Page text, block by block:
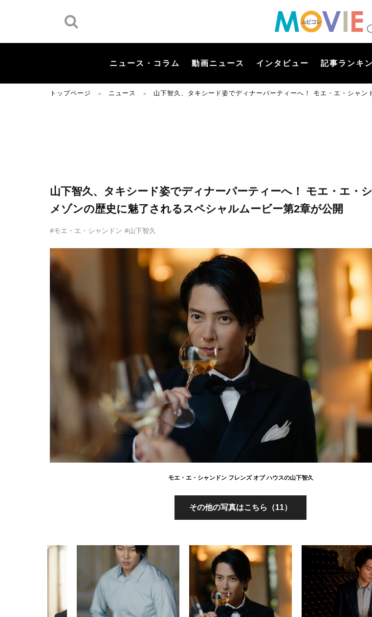
ニュース・コラム 動画ニュース インタビュー 記事ランキ
トップページ ＞ ニュース ＞ 山下智久、タキシード姿でディナーパーティーへ！ モエ・エ・シャ
山下智久、タキシード姿でディナーパーティーへ！ モエ・エ・
メゾンの歴史に魅了されるスペシャルムービー第2章が公開
#モエ・エ・シャンドン #山下智久
モエ・エ・シャンドン フレンズ オブ ハウスの山下智久
その他の写真はこちら（11）